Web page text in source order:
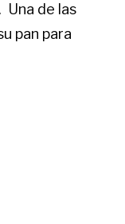
Una de las
pan para